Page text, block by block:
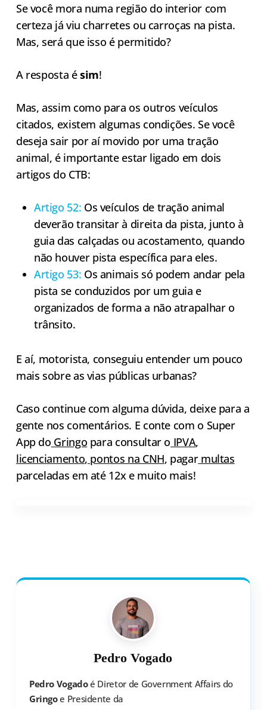
Se você mora numa região do interior com
certeza já viu charretes ou carroças na pista.
Mas, será que isso é permitido?
A resposta ésim!
Mas, assim como para os outros veículos
citados, existem algumas condições. Se você
deseja sair por aí movido por uma tração
animal, é importante estar ligado em dois
artigos do CTB:
Artigo 52: Os veículos de tração animal
deverão transitar à direita da pista, junto à
guia das calçadas ou acostamento, quando
não houver pista específica para eles.
Artigo 53: Os animais só podem andar pela
pista se conduzidos por um guia e
organizados de forma a não atrapalhar o
trânsito.
E aí, motorista, conseguiu entender um pouco
mais sobre as vias públicas urbanas?
Caso continue com alguma dúvida, deixe para a
gente nos comentários. E conte com o Super
App do Gringo para consultar o IPVA,
licenciamento, pontos na CNH, pagarmultas
parceladas em até 12x e muito mais!
Pedro Vogado
Pedro Vogadoé Diretor de Government Affairs do
Gringoe Presidente da